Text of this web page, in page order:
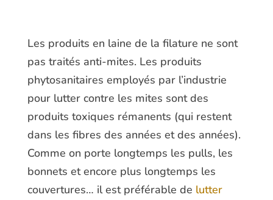
Les produits en laine de la filature ne sont
pas traités anti-mites. Les produits
phytosanitaires employés par l’industrie
pour lutter contre les mites sont des
produits toxiques rémanents (qui restent
dans les fibres des années et des années).
Comme on porte longtemps les pulls, les
bonnets et encore plus longtemps les
couvertures… il est préférable de lutter